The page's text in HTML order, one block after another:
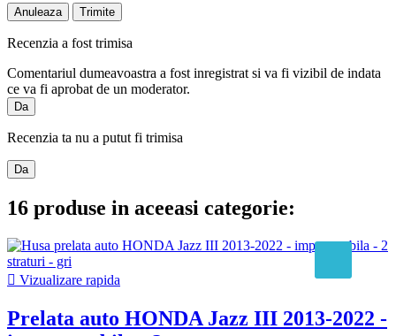
Anuleaza Trimite
Recenzia a fost trimisa
Comentariul dumeavoastra a fost inregistrat si va fi vizibil de indata
ce va fi aprobat de un moderator.
Da
Recenzia ta nu a putut fi trimisa
Da
16 produse in aceeasi categorie:
 Vizualizare rapida
Prelata auto HONDA Jazz III 2013-2022 -